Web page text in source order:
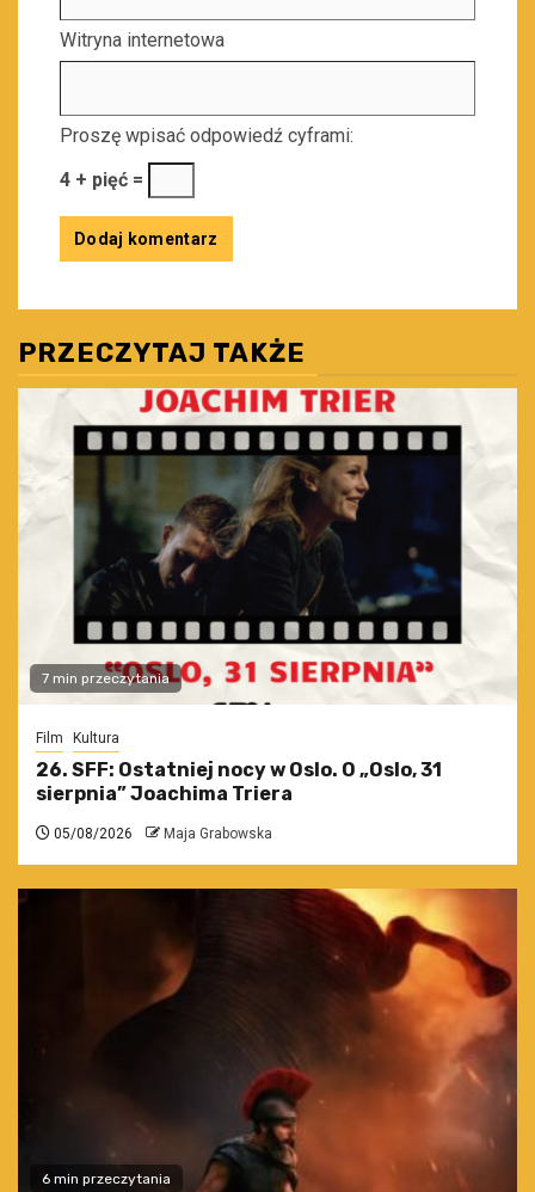
Witryna internetowa
Proszę wpisać odpowiedź cyframi:
4 + pięć =
PRZECZYTAJ TAKŻE
7 min przeczytania
Film Kultura
26. SFF: Ostatniej nocy w Oslo. O „Oslo, 31
sierpnia” Joachima Triera
05/08/2026 Maja Grabowska
6 min przeczytania